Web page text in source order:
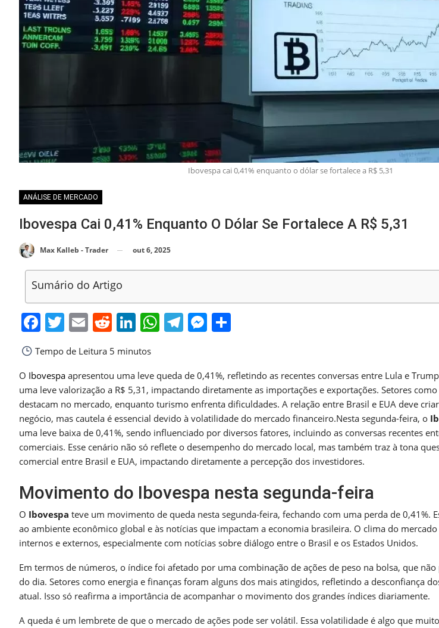
Ibovespa cai 0,41% enquanto o dólar se fortalece a R$ 5,31
ANÁLISE DE MERCADO
Ibovespa Cai 0,41% Enquanto O Dólar Se Fortalece A R$ 5,31
Max Kalleb - Trader out 6, 2025
Sumário do Artigo
Facebook
Twitter
EmailReddit
LinkedIn
WhatsApp
Telegram
Messenger
Tempo de Leitura 5 minutos
O Ibovespa apresentou uma leve queda de 0,41%, refletindo as recentes conversas entre Lula e
uma leve valorização a R$ 5,31, impactando diretamente as importações e exportações. Setores
destacam no mercado, enquanto turismo enfrenta dificuldades. A relação entre Brasil e EUA deve
negócio, mas cautela é essencial devido à volatilidade do mercado financeiro.Nesta segunda-feira, o
uma leve baixa de 0,41%, sendo influenciado por diversos fatores, incluindo as conversas recentes
comerciais. Esse cenário não só reflete o desempenho do mercado local, mas também traz à tona
comercial entre Brasil e EUA, impactando diretamente a percepção dos investidores.
Movimento do Ibovespa nesta segunda-feira
O Ibovespa teve um movimento de queda nesta segunda-feira, fechando com uma perda de 0,41%.
ao ambiente econômico global e às notícias que impactam a economia brasileira. O clima do
internos e externos, especialmente com notícias sobre diálogo entre o Brasil e os Estados Unidos.
Em termos de números, o índice foi afetado por uma combinação de ações de peso na bolsa, que
do dia. Setores como energia e finanças foram alguns dos mais atingidos, refletindo a desconfiança
atual. Isso só reafirma a importância de acompanhar o movimento dos grandes índices diariamente.
A queda é um lembrete de que o mercado de ações pode ser volátil. Essa volatilidade é algo que